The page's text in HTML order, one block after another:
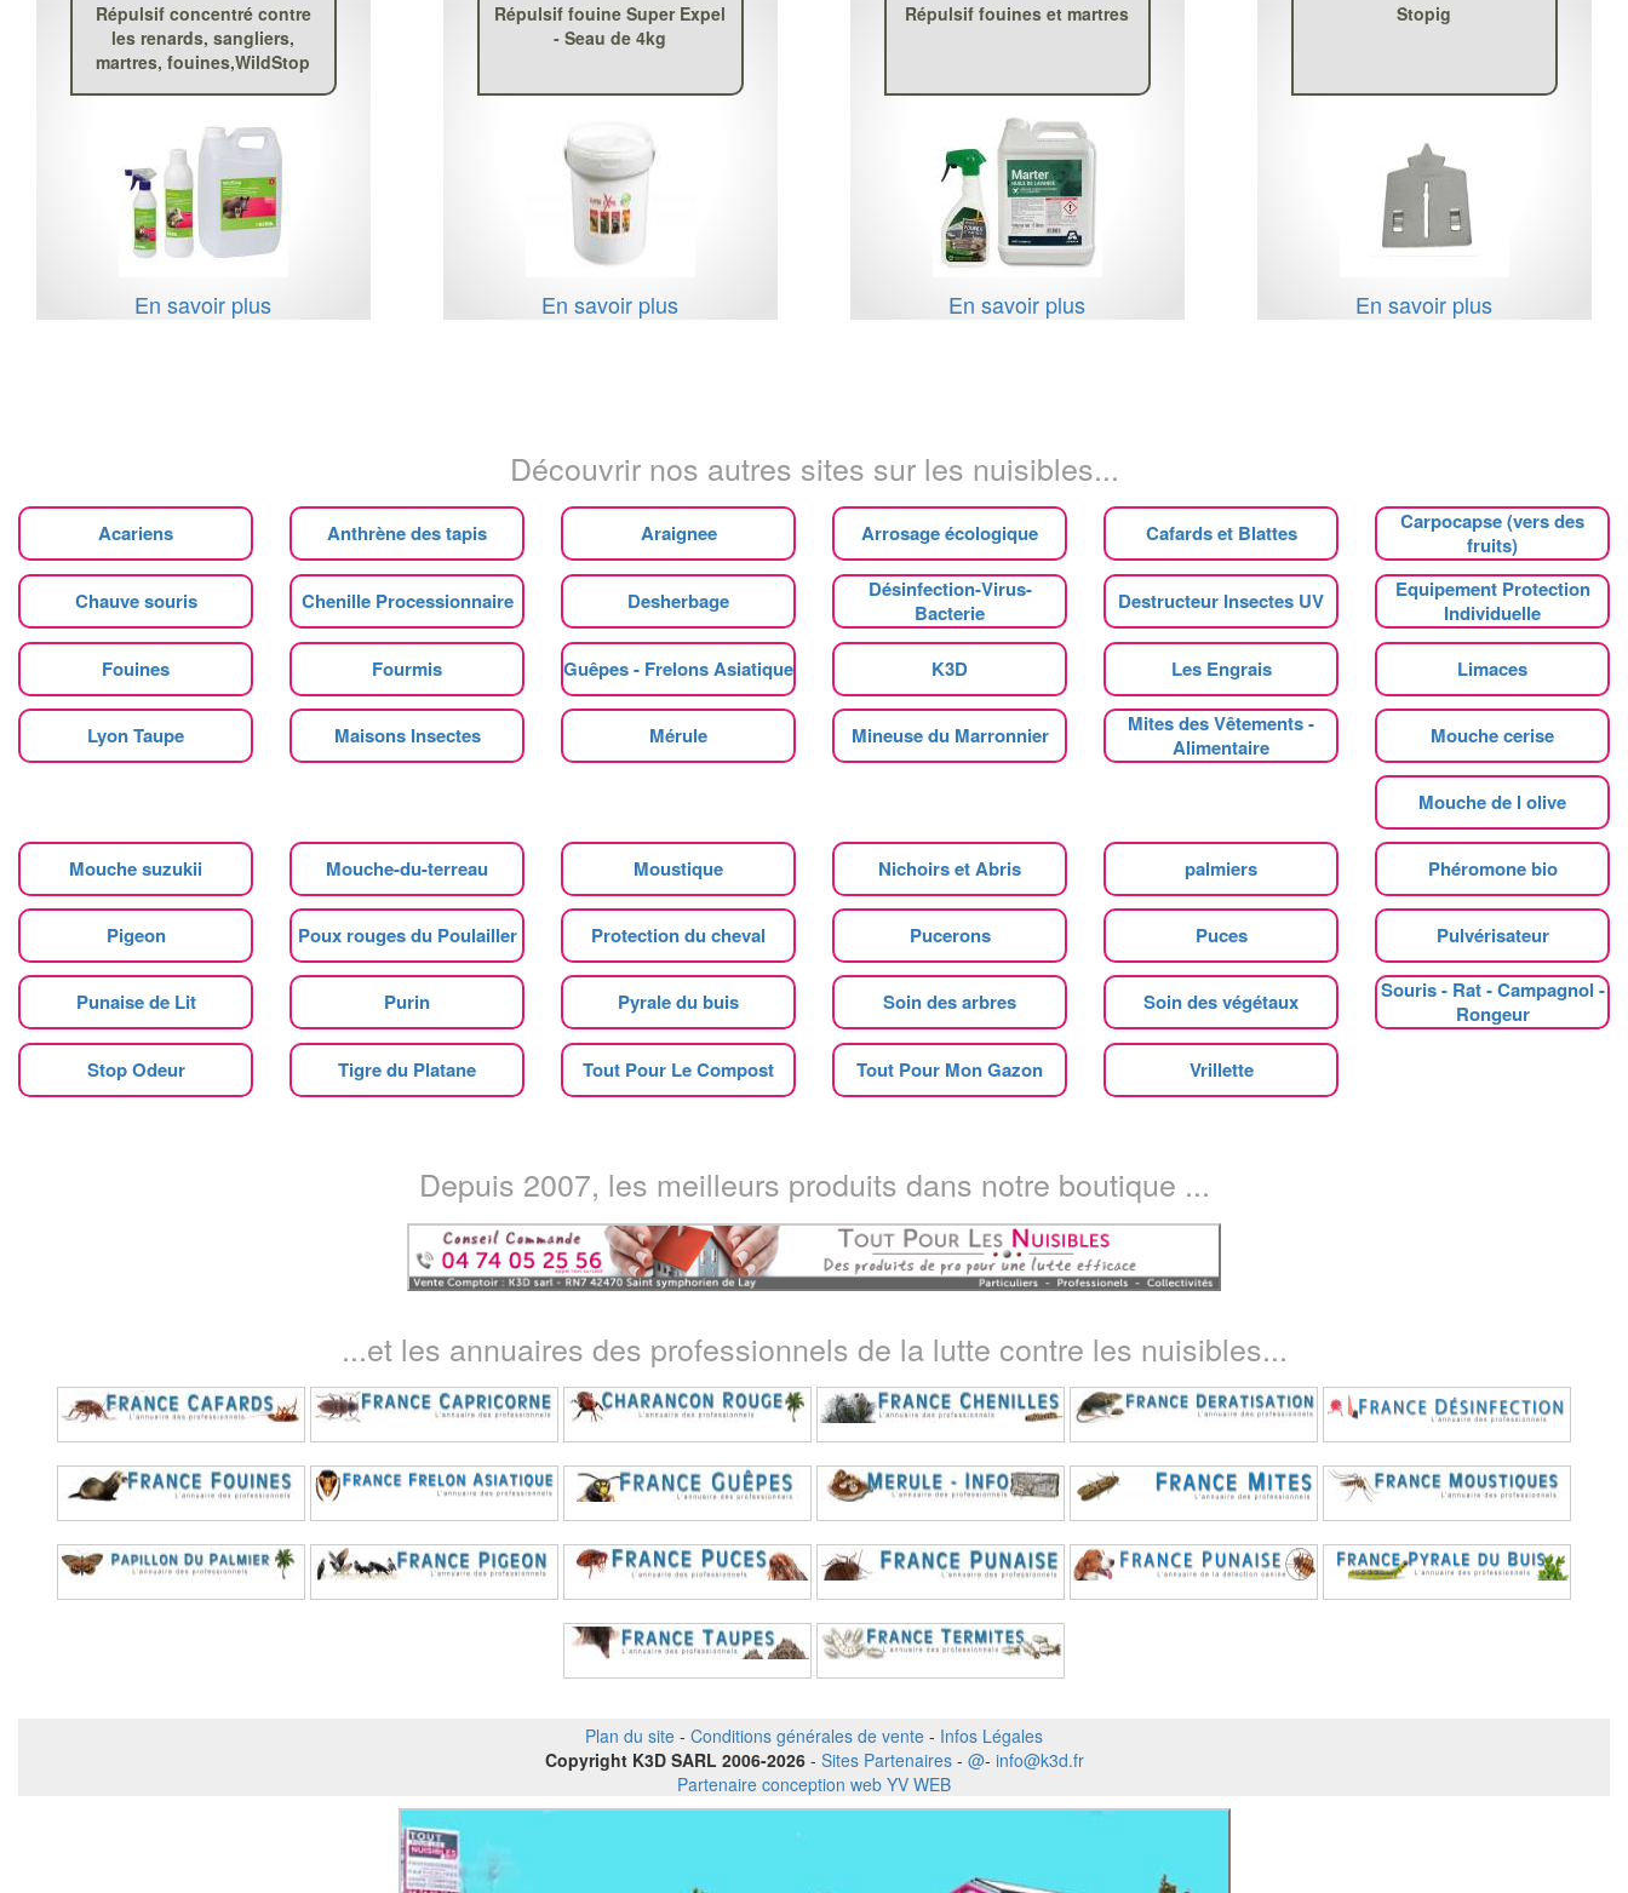
Répulsif concentré contre
les renards, sangliers,
martres, fouines,WildStop
En savoir plus
Répulsif fouine Super Expel
- Seau de 4kg
En savoir plus
Répulsif fouines et martres
En savoir plus
Stopig
En savoir plus
Découvrir nos autres sites sur les nuisibles...
Acariens Anthrène des tapis Araignee Arrosage écologique Cafards et Blattes
Carpocapse (vers des
fruits)
Chauve souris Chenille Processionnaire Desherbage
Désinfection-Virus-
Bacterie
Destructeur Insectes UV
Equipement Protection
Individuelle
Fouines Fourmis Guêpes - Frelons Asiatique K3D Les Engrais Limaces
Lyon Taupe Maisons Insectes Mérule Mineuse du Marronnier
Mites des Vêtements -
Alimentaire
Mouche cerise
Mouche de l olive
Mouche suzukii Mouche-du-terreau Moustique Nichoirs et Abris palmiers Phéromone bio
Pigeon Poux rouges du Poulailler Protection du cheval Pucerons Puces Pulvérisateur
Punaise de Lit Purin Pyrale du buis Soin des arbres Soin des végétaux
Souris - Rat - Campagnol -
Rongeur
Stop Odeur Tigre du Platane Tout Pour Le Compost Tout Pour Mon Gazon Vrillette
Depuis 2007, les meilleurs produits dans notre boutique ...
...et les annuaires des professionnels de la lutte contre les nuisibles...
Plan du site - Conditions générales de vente - Infos Légales
Copyright K3D SARL 2006-2026 - Sites Partenaires- @- info@k3d.fr
Partenaire conception web YV WEB